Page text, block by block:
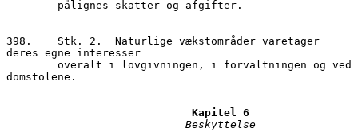
398.	Stk. 2.  Naturlige vækstområder varetager
deres egne interesser
domstolene.
Kapitel 6
Beskyttelse